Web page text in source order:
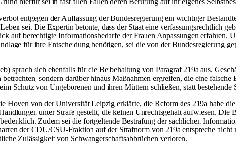
entgegen der Auffassung der Bundesregierung ein wichtiger
sei. Die Expertin betonte, dass der Staat eine verfassungsrechtlich
auf berechtigte Informationsbedarfe der Frauen Anpassungen erfahren.
für ihre Entscheidung benötigen, sei die von der Bundesregierung
sich ebenfalls für die Beibehaltung von Paragraf 219a aus.
sondern darüber hinaus Maßnahmen ergreifen, die eine
Schutz von Ungeborenen und ihren Müttern schließen, statt bestehende
von der Universität Leipzig erklärte, die Reform des 219a habe
unter Strafe gestellt, die keinen Unrechtsgehalt aufwiesen. Die
Zudem sei die fortgeltende Bestrafung der sachlichen
der CDU/CSU-Fraktion auf der Strafnorm von 219a entspreche nicht
Zulässigkeit von Schwangerschaftsabbrüchen verloren.